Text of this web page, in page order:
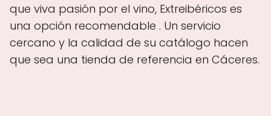
que viva pasión por el vino, Extreibéricos es
una opción recomendable . Un servicio
cercano y la calidad de su catálogo hacen
que sea una tienda de referencia en Cáceres.